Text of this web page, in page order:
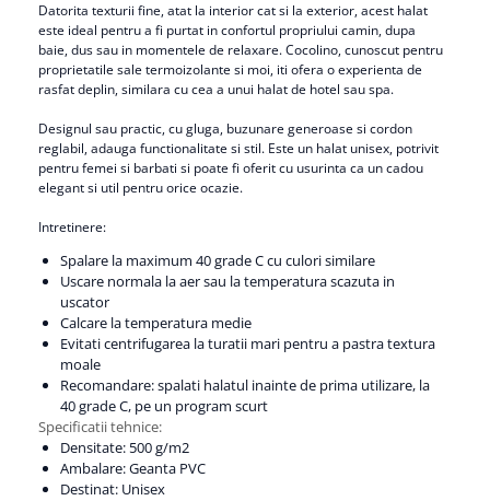
Datorita texturii fine, atat la interior cat si la exterior, acest halat
este ideal pentru a fi purtat in confortul propriului camin, dupa
baie, dus sau in momentele de relaxare. Cocolino, cunoscut pentru
proprietatile sale termoizolante si moi, iti ofera o experienta de
rasfat deplin, similara cu cea a unui halat de hotel sau spa.
Designul sau practic, cu gluga, buzunare generoase si cordon
reglabil, adauga functionalitate si stil. Este un halat unisex, potrivit
pentru femei si barbati si poate fi oferit cu usurinta ca un cadou
elegant si util pentru orice ocazie.
Intretinere:
Spalare la maximum 40 grade C cu culori similare
Uscare normala la aer sau la temperatura scazuta in
uscator
Calcare la temperatura medie
Evitati centrifugarea la turatii mari pentru a pastra textura
moale
Recomandare: spalati halatul inainte de prima utilizare, la
40 grade C, pe un program scurt
Specificatii tehnice:
Densitate: 500 g/m2
Ambalare: Geanta PVC
Destinat: Unisex